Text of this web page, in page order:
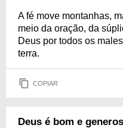
A fé move montanhas,
meio da oração, da
Deus por todos os
terra.
COPIAR
Deus é bom e